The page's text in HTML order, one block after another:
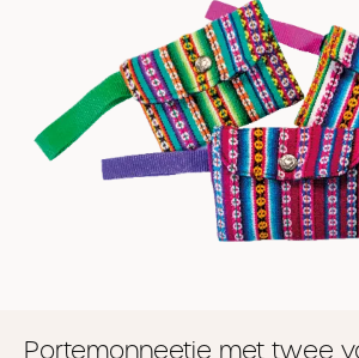
Portemonneetje met twee